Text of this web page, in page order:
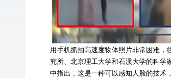
用手机抓拍高速度物体照片非常困难
究所、北京理工大学和石溪大学的科
中指出，这是一种可以感知人脸的技术